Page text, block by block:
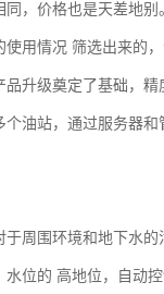
，价格也是天差地
用情况 筛选出来的
升级奠定了基础，
油站，通过服务器
周围环境和地下水
位的 高地位，自动